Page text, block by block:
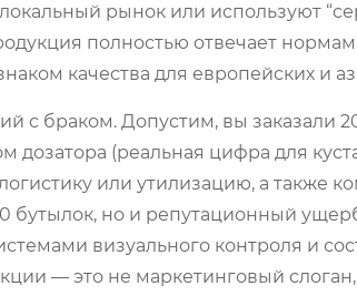
рынок или используют
полностью отвечает
качества для европейских и
с браком. Допустим, вы заказали
дозатора (реальная цифра для
или утилизацию, а также
бутылок, но и репутационный
визуального контроля и
— это не маркетинговый слоган,